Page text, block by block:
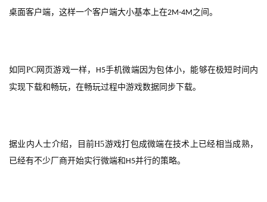
桌面客户端，这样一个客户端大小基本上在2M-4M之间。
如同 PC网页游戏一样， H5手机微端因为包体小，能够在极短时间内
实现下载和畅玩，在畅玩过程中游戏数据同步下载。
据业内人士介绍，目前H5游戏打包成微端在技术上已经相当成熟，
已经有不少厂商开始实行微端和 H5并行的策略。